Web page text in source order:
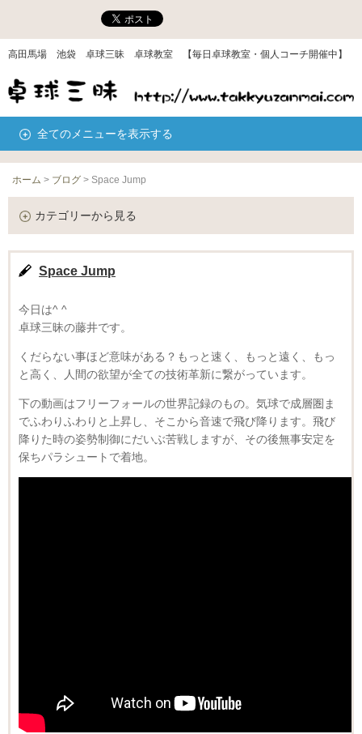
高田馬場 池袋 卓球三昧 卓球教室 【毎日卓球教室・個人コーチ開催中】
全てのメニューを表示する
ホーム > ブログ > Space Jump
カテゴリーから見る
Space Jump
今日は^ ^
卓球三昧の藤井です。
くだらない事ほど意味がある？もっと速く、もっと遠く、もっ
と高く、人間の欲望が全ての技術革新に繋がっています。
下の動画はフリーフォールの世界記録のもの。気球で成層圏ま
でふわりふわりと上昇し、そこから音速で飛び降ります。飛び
降りた時の姿勢制御にだいぶ苦戦しますが、その後無事安定を
保ちパラシュートで着地。